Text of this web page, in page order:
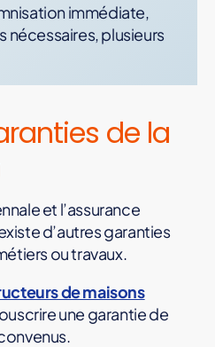
immédiate,
nécessaires, plusieurs
de la
et l’assurance
d’autres garanties
ou travaux.
de maisons
une garantie de